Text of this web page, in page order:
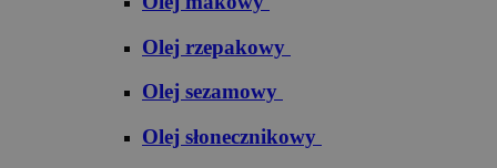
Olej rzepakowy
Olej sezamowy
Olej słonecznikowy